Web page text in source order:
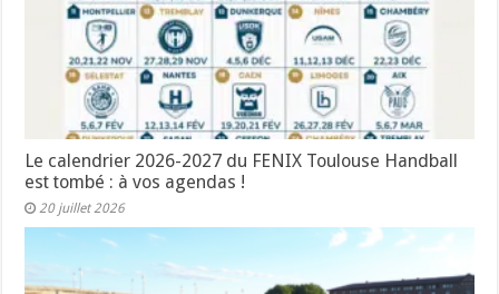
Le calendrier 2026-2027 du FENIX Toulouse Handball
est tombé : à vos agendas !
20 juillet 2026